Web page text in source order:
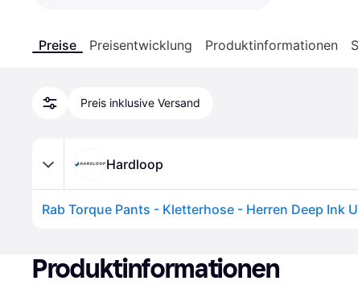
Preise Preisentwicklung Produktinformationen
Preis inklusive Versand
Hardloop
Produktinformationen